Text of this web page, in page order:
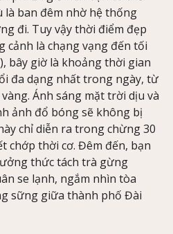
là ban đêm nhờ hệ thống
đi. Tuy vậy thời điểm đẹp
cảnh là chạng vạng đến tối
bây giờ là khoảng thời gian
đa dạng nhất trong ngày, từ
Ánh sáng mặt trời dịu và
ảnh đổ bóng sẽ không bị
chỉ diễn ra trong chừng 30
chớp thời cơ. Đêm đến, bạn
thức tách trà gừng
se lạnh, ngắm nhìn tòa
sững giữa thành phố Đài